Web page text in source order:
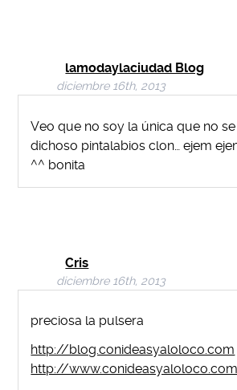
lamodaylaciudad Blog
diciembre 16th, 2013
Veo que no soy la única que no
dichoso pintalabios clon… ejem
^^ bonita
Cris
diciembre 16th, 2013
preciosa la pulsera
http://blog.conideasyaloloco.com
http://www.conideasyaloloco.com